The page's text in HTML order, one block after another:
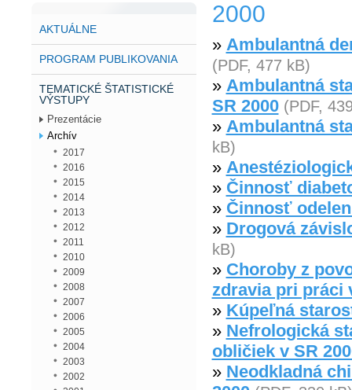
AKTUÁLNE
PROGRAM PUBLIKOVANIA
TEMATICKÉ ŠTATISTICKÉ
VÝSTUPY
Prezentácie
Archív
2017
2016
2015
2014
2013
2012
2011
2010
2009
2008
2007
2006
2005
2004
2003
2002
2000
» Ambulantná
(PDF, 477 kB)
» Ambulantná
SR 2000 (PDF,
» Ambulantná
kB)
»
» Činnosť
» Činnosť
» Drogová
kB)
» Choroby z
zdravia pri práci
» Kúpeľná
» Nefrologická
obličiek v SR
» Neodkladná